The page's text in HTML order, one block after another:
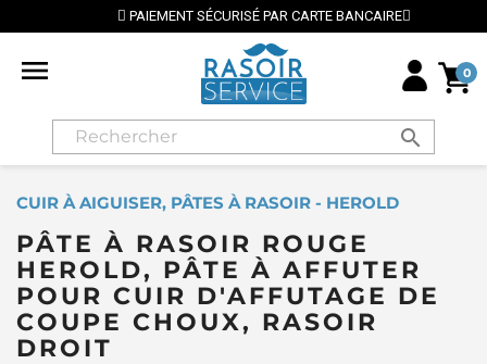
PAIEMENT SÉCURISÉ PAR CARTE BANCAIRE
 0
search
CUIR À AIGUISER, PÂTES À RASOIR - HEROLD
PÂTE À RASOIR ROUGE
HEROLD, PÂTE À AFFUTER
POUR CUIR D'AFFUTAGE DE
COUPE CHOUX, RASOIR
DROIT